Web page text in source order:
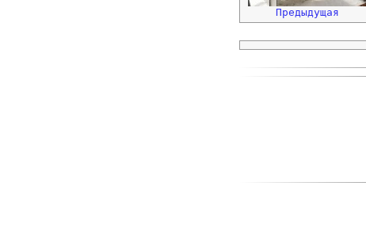
Предыдущая